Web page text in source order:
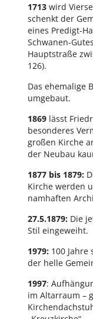
1713 wird
schenkt der
eines Predigt-
Schwanen-
Hauptstraße
126).
Das ehemalige
umgebaut.
1869 lässt
besonderes
großen Kirche
der Neubau
1877 bis 1879:
Kirche werden
namhaften
27.5.1879: Die
Stil eingeweiht.
1979: 100
der helle
1997:
im Altarraum –